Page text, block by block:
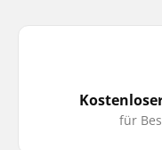
für